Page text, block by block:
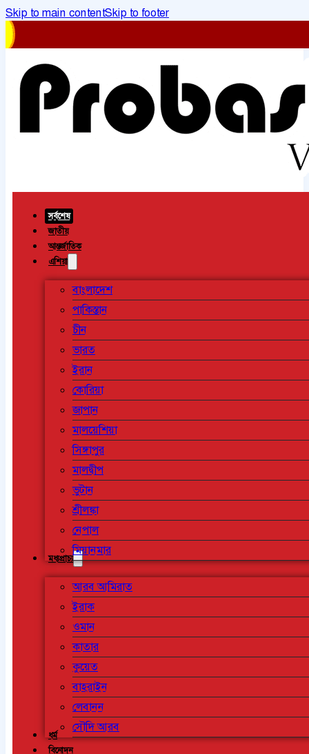
Skip to main contentSkip to footer
সর্বশেষ
জাতীয়
আন্তর্জাতিক
এশিয়া
বাংলাদেশ
পাকিস্তান
চীন
ভারত
ইরান
কোরিয়া
জাপান
মালয়েশিয়া
সিঙ্গাপুর
মালদ্বীপ
ভুটান
শ্রীলঙ্কা
নেপাল
মিয়ানমার
মধ্যপ্রাচ্য
আরব আমিরাত
ইরাক
ওমান
কাতার
কুয়েত
বাহরাইন
লেবানন
সৌদি আরব
ধর্ম
বিনোদন